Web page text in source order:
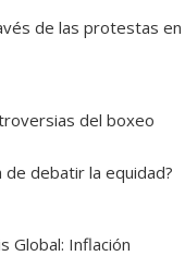
de las protestas en
del boxeo
de debatir la equidad?
Global: Inflación